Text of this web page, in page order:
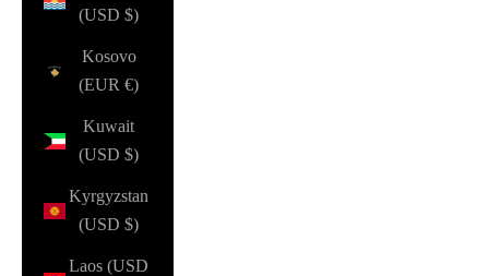
(USD $)
Kosovo
(EUR €)
Kuwait
(USD $)
Kyrgyzstan
(USD $)
Laos (USD